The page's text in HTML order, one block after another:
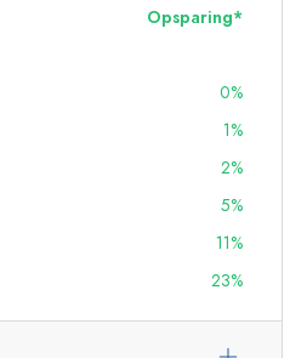
Opsparing*
0%
1%
2%
5%
11%
23%